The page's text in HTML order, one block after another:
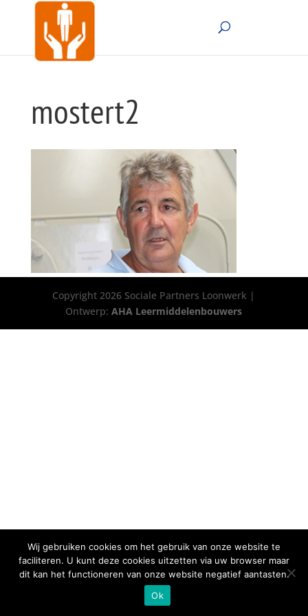
mostert2
Copyright 2026 Sociale Partners Loonwerk |
Ontwerp:AHA Leermiddelenbouwers
Wij gebruiken cookies om het gebruik van onze website te
faciliteren. U kunt deze cookies uitzetten via uw browser maar
dit kan het functioneren van onze website negatief aantasten.
Ok